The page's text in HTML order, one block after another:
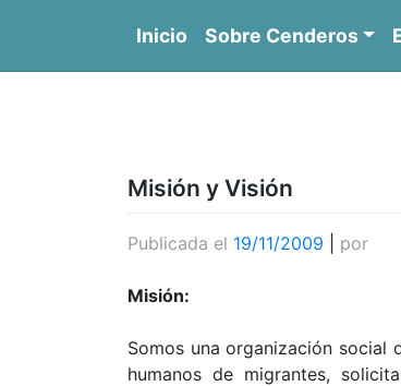
Inicio Sobre Cenderos
Misión y Visión
Publicada el 19/11/2009 por
Misión:
Somos una organización social
humanos de migrantes,